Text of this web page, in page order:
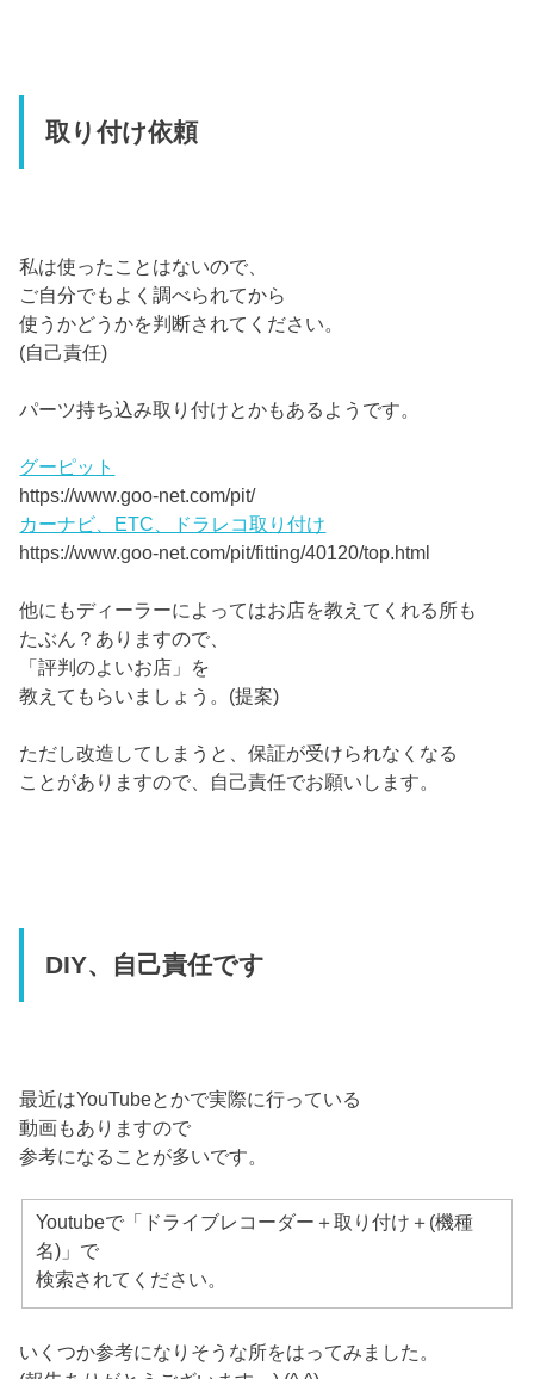
取り付け依頼
私は使ったことはないので、
ご自分でもよく調べられてから
使うかどうかを判断されてください。
(自己責任)
パーツ持ち込み取り付けとかもあるようです。
グーピット
https://www.goo-net.com/pit/
カーナビ、ETC、ドラレコ取り付け
https://www.goo-net.com/pit/fitting/40120/top.html
他にもディーラーによってはお店を教えてくれる所も
たぶん？ありますので、
「評判のよいお店」を
教えてもらいましょう。(提案)
ただし改造してしまうと、保証が受けられなくなる
ことがありますので、自己責任でお願いします。
DIY、自己責任です
最近はYouTubeとかで実際に行っている
動画もありますので
参考になることが多いです。
Youtubeで「ドライブレコーダー＋取り付け＋(機種
名)」で
検索されてください。
いくつか参考になりそうな所をはってみました。